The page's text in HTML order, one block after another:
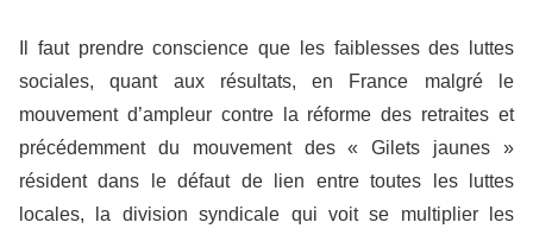
Il faut prendre conscience que les faiblesses des luttes
sociales, quant aux résultats, en France malgré le
mouvement d’ampleur contre la réforme des retraites et
précédemment du mouvement des « Gilets jaunes »
résident dans le défaut de lien entre toutes les luttes
locales, la division syndicale qui voit se multiplier les